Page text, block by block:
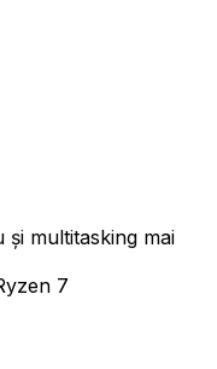
și multitasking mai
7